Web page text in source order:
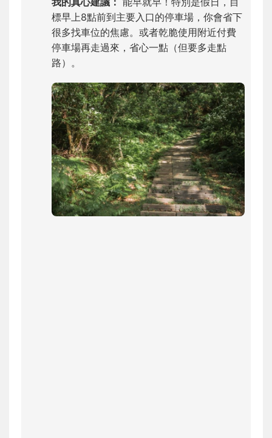
標早上8點前到主要入口的停車場，你會省下
很多找車位的焦慮。或者乾脆使用附近付費
停車場再走過來，省心一點（但要多走點
路）。